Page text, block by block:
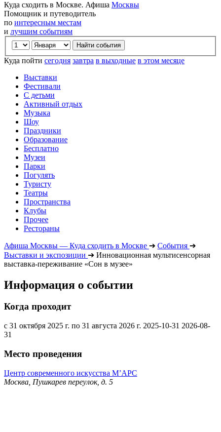
Куда сходить в Москве. Афиша Москвы
Помощник и путеводитель
по интересным местам
и лучшим событиям
Куда пойти сегодня завтра в выходные в этом месяце
Выставки
Фестивали
С детьми
Активный отдых
Музыка
Шоу
Праздники
Образование
Бесплатно
Музеи
Парки
Погулять
Туристу
Театры
Пространства
Клубы
Прочее
Рестораны
Афиша Москвы — Куда сходить в Москве ➔ События ➔
Выставки и экспозиции ➔ Инновационная мультисенсорная
выставка-переживание «Сон в музее»
Информация о событии
Когда проходит
с 31 октября 2025 г. по 31 августа 2026 г. 2025-10-31 2026-08-
31
Место проведения
Центр современного искусства М’АРС
Москва, Пушкарев переулок, д. 5